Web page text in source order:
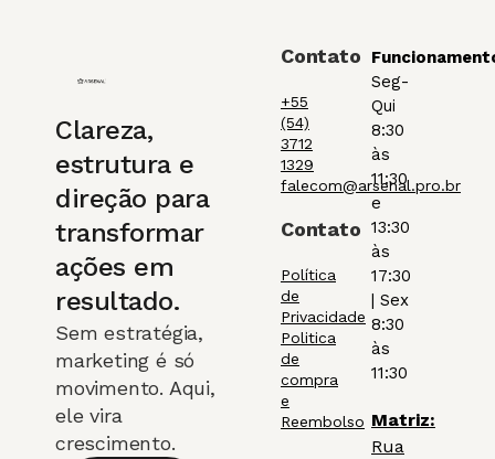
Clareza,
estrutura e
direção para
transformar
ações em
resultado.
Sem estratégia,
marketing é só
movimento. Aqui,
ele vira
crescimento.
Contato
+55
(54)
3712
1329
falecom@arsenal.pro.br
Contato
Política
de
Privacidade
Politica
de
compra
e
Reembolso
Seg-
Qui
8:30
às
11:30
e
13:30
às
17:30
| Sex
8:30
às
11:30
Matriz:
Rua